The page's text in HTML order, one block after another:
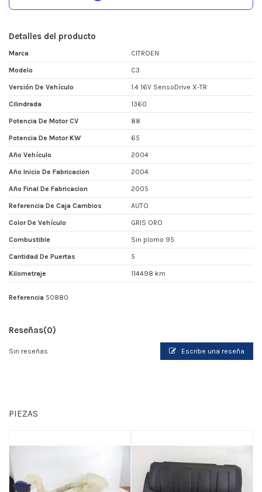
Detalles del producto
Marca CITROEN
Modelo C3
Versión De Vehículo 1.4 16V SensoDrive X-TR
Cilindrada 1360
Potencia De Motor CV 88
Potencia De Motor KW 65
Año Vehículo 2004
Año Inicio De Fabricacion 2004
Año Final De Fabricacion 2005
Referencia De Caja Cambios AUTO
Color De Vehículo GRIS ORO
Combustible Sin plomo 95
Cantidad De Puertas 5
Kilometraje 114498 km
Referencia 50880
Reseñas(0)
Sin reseñas Escribe una reseña
PIEZAS